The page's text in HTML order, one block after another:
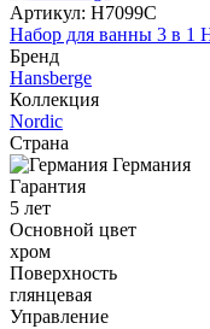
Артикул: H7099C
Набор для ванны 3 в 1
Бренд
Hansberge
Коллекция
Nordic
Страна
Германия
Гарантия
5 лет
Основной цвет
хром
Поверхность
глянцевая
Управление